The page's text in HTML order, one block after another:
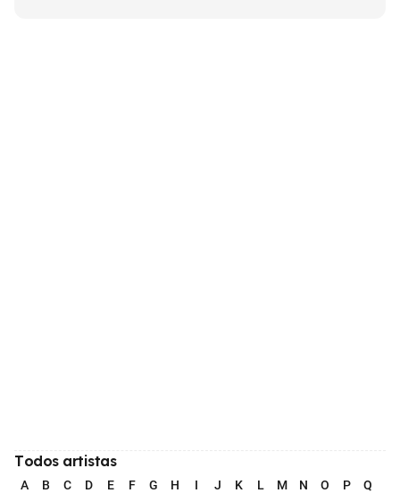
Todos artistas
A B C D E F G H I J K L M N O P Q